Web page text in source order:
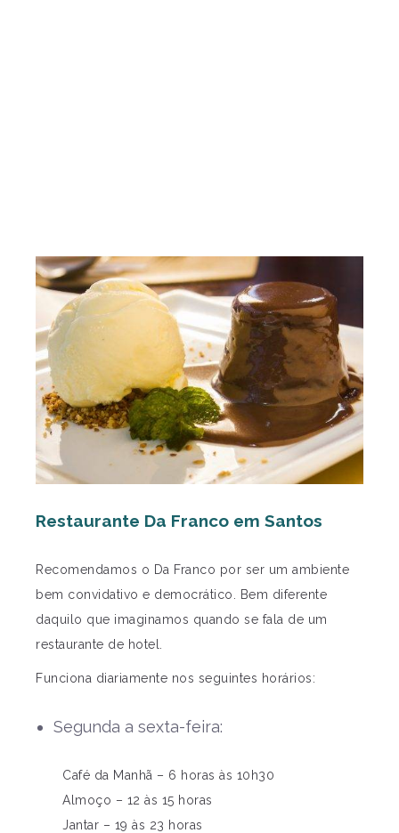
Restaurante Da Franco em Santos
Recomendamos o Da Franco por ser um ambiente
bem convidativo e democrático. Bem diferente
daquilo que imaginamos quando se fala de um
restaurante de hotel.
Funciona diariamente nos seguintes horários:
Segunda a sexta-feira:
Café da Manhã – 6 horas às 10h30
Almoço – 12 às 15 horas
Jantar – 19 às 23 horas